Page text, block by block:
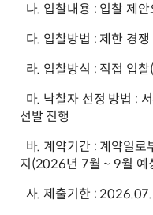
나. 입찰내용 : 입찰 제
다. 입찰방법 : 제한 경쟁
라. 입찰방식 : 직접 입
마. 낙찰자 선정 방법 :
선발 진행
바. 계약기간 : 계약일로
지(2026년 7월 ~ 9월 예
사. 제출기한 :